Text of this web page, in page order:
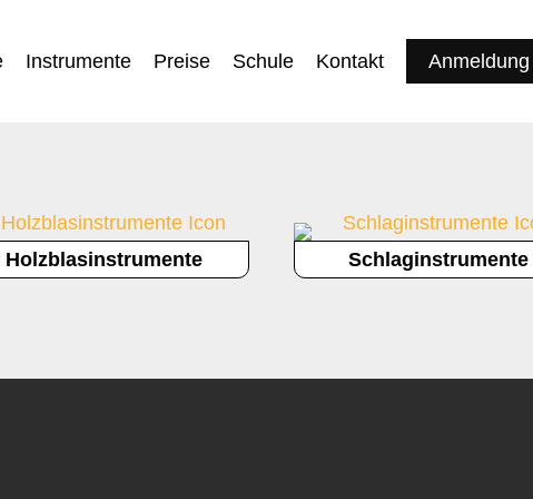
Instrumente Preise Schule Kontakt Anmeldung
Holzblasinstrumente Schlaginstrumente